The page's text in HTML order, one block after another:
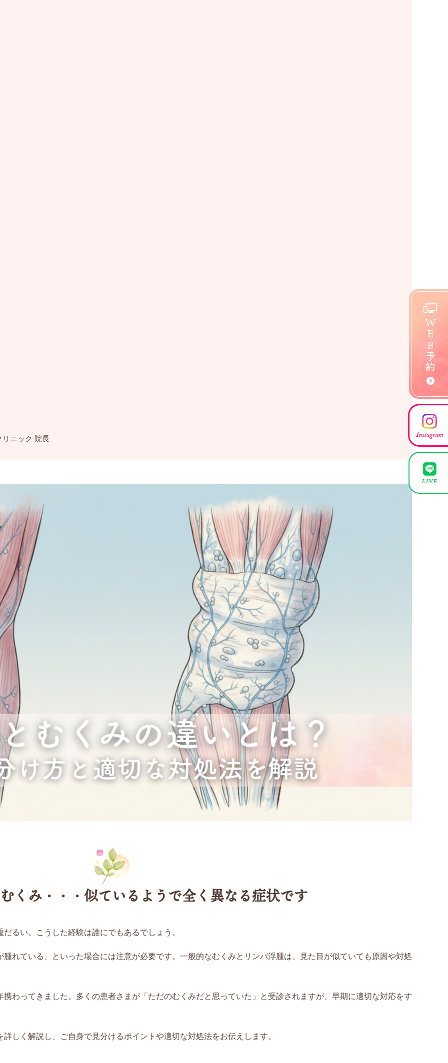
リニック 院長
くみ・・・似ているようで全く異なる症状です
るい。こうした経験は誰にでもあるでしょう。
れている、といった場合には注意が必要です。一般的なむくみとリンパ浮腫は、見た目が似ていても原因や対処
わってきました。多くの患者さまが「ただのむくみだと思っていた」と受診されますが、早期に適切な対応をす
しく解説し、ご自身で見分けるポイントや適切な対処法をお伝えします。